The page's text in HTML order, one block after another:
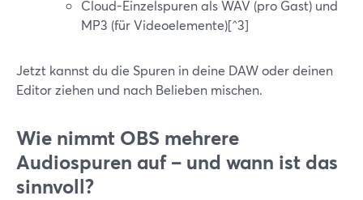
Cloud-Einzelspuren als WAV (pro Gast) und
MP3 (für Videoelemente)[^3]
Jetzt kannst du die Spuren in deine DAW oder deinen
Editor ziehen und nach Belieben mischen.
Wie nimmt OBS mehrere
Audiospuren auf – und wann ist das
sinnvoll?